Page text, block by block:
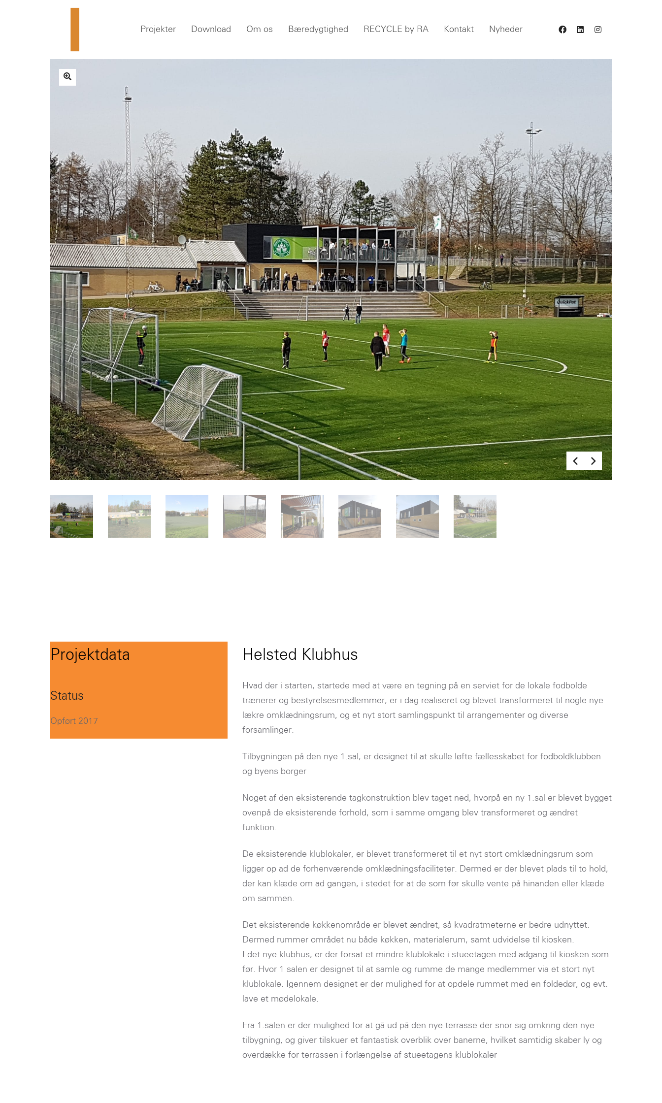
Projekter Download Om os Bæredygtighed RECYCLE by RA Kontakt Nyheder
Projektdata
Status
Opført 2017
Helsted Klubhus
Hvad der i starten, startede med at være en tegning på en serviet for de lokale fodbolde
trænerer og bestyrelsesmedlemmer, er i dag realiseret og blevet transformeret til nogle nye
lækre omklædningsrum, og et nyt stort samlingspunkt til arrangementer og diverse
forsamlinger.
Tilbygningen på den nye 1.sal, er designet til at skulle løfte fællesskabet for fodboldklubben
og byens borger
Noget af den eksisterende tagkonstruktion blev taget ned, hvorpå en ny 1.sal er blevet bygget
ovenpå de eksisterende forhold, som i samme omgang blev transformeret og ændret
funktion.
De eksisterende klublokaler, er blevet transformeret til et nyt stort omklædningsrum som
ligger op ad de forhenværende omklædningsfaciliteter. Dermed er der blevet plads til to hold,
der kan klæde om ad gangen, i stedet for at de som før skulle vente på hinanden eller klæde
om sammen.
Det eksisterende køkkenområde er blevet ændret, så kvadratmeterne er bedre udnyttet.
Dermed rummer området nu både køkken, materialerum, samt udvidelse til kiosken.
I det nye klubhus, er der forsat et mindre klublokale i stueetagen med adgang til kiosken som
før. Hvor 1 salen er designet til at samle og rumme de mange medlemmer via et stort nyt
klublokale. Igennem designet er der mulighed for at opdele rummet med en foldedør, og evt.
lave et mødelokale.
Fra 1.salen er der mulighed for at gå ud på den nye terrasse der snor sig omkring den nye
tilbygning, og giver tilskuer et fantastisk overblik over banerne, hvilket samtidig skaber ly og
overdække for terrassen i forlængelse af stueetagens klublokaler